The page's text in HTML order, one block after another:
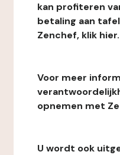
kan profiteren
betaling aan
Zenchef, klik hier.
Voor meer
opnemen met
U wordt ook